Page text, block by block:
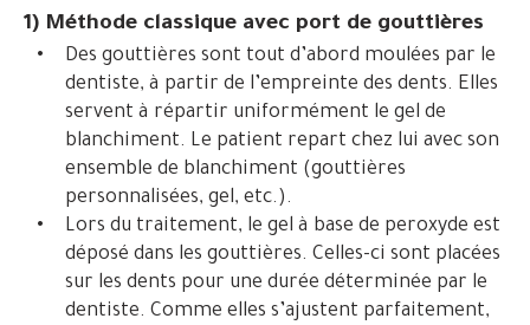
1) Méthode classique avec port de gouttières
Des gouttières sont tout d’abord moulées par le
dentiste, à partir de l’empreinte des dents. Elles
servent à répartir uniformément le gel de
blanchiment. Le patient repart chez lui avec son
ensemble de blanchiment (gouttières
personnalisées, gel, etc.).
Lors du traitement, le gel à base de peroxyde est
déposé dans les gouttières. Celles-ci sont placées
sur les dents pour une durée déterminée par le
dentiste. Comme elles s’ajustent parfaitement,